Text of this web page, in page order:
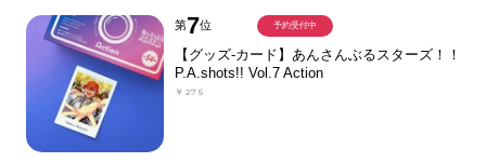
第7位
【グッズ-カード】あんさんぶるスターズ！！
P.A.shots!! Vol.7 Action
￥275
予約受付中